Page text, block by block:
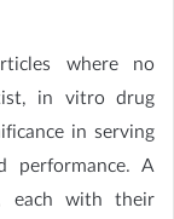
where no
in vitro drug
in serving
A
each with their